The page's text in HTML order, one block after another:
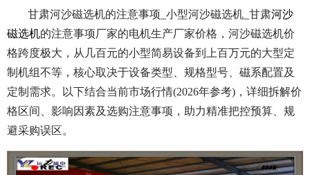
甘肃河沙磁选机的注意事项_小型河沙磁选机_甘肃河沙
磁选机的注意事项厂家的电机生产厂家价格，河沙磁选机价
格跨度极大，从几百元的小型简易设备到上百万元的大型定
制机组不等，核心取决于设备类型、规格型号、磁系配置及
定制需求。以下结合当前市场行情(2026年参考)，详细拆解价
格区间、影响因素及选购注意事项，助力精准把控预算、规
避采购误区。